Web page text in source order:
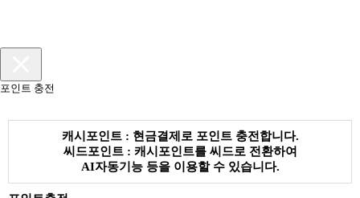
포인트 충전
캐시포인트 : 현금결제로 포인트 충전합니다.
씨드포인트 : 캐시포인트를 씨드로 전환하여
AI자동기능 등을 이용할 수 있습니다.